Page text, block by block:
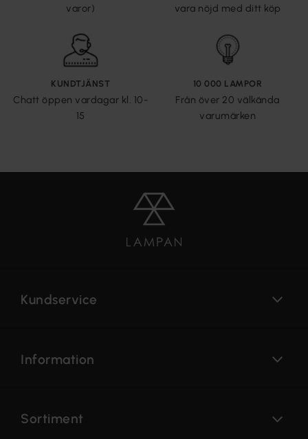
varor)
vara nöjd med ditt köp
KUNDTJÄNST
Chatt öppen vardagar kl. 10-
15
10 000 LAMPOR
Från över 20 välkända
varumärken
Kundservice
Information
Sortiment